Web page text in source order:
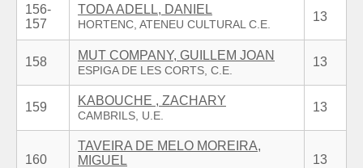
156-
157
TODA ADELL, DANIEL
13
158 MUT COMPANY, GUILLEM JOAN 13
159 KABOUCHE , ZACHARY 13
160
TAVEIRA DE MELO MOREIRA,
MIGUEL
13